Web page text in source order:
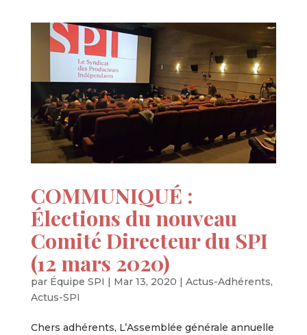
COMMUNIQUÉ :
Élections du nouveau
Comité Directeur du SPI
(12 mars 2020)
par Équipe SPI Mar 13, 2020 Actus-Adhérents,
Actus-SPI
Chers adhérents, L’Assemblée générale annuelle